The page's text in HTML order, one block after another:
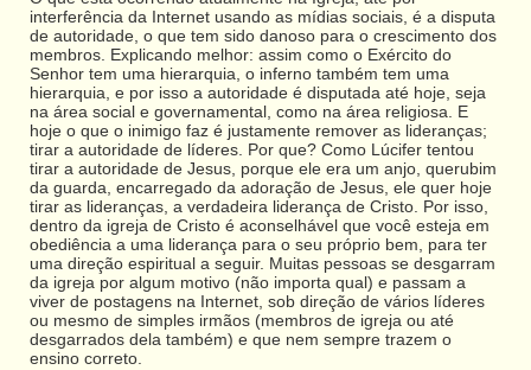
interferência da Internet usando as mídias sociais, é a disputa
de autoridade, o que tem sido danoso para o crescimento dos
membros. Explicando melhor: assim como o Exército do
Senhor tem uma hierarquia, o inferno também tem uma
hierarquia, e por isso a autoridade é disputada até hoje, seja
na área social e governamental, como na área religiosa. E
hoje o que o inimigo faz é justamente remover as lideranças;
tirar a autoridade de líderes. Por que? Como Lúcifer tentou
tirar a autoridade de Jesus, porque ele era um anjo, querubim
da guarda, encarregado da adoração de Jesus, ele quer hoje
tirar as lideranças, a verdadeira liderança de Cristo. Por isso,
dentro da igreja de Cristo é aconselhável que você esteja em
obediência a uma liderança para o seu próprio bem, para ter
uma direção espiritual a seguir. Muitas pessoas se desgarram
da igreja por algum motivo (não importa qual) e passam a
viver de postagens na Internet, sob direção de vários líderes
ou mesmo de simples irmãos (membros de igreja ou até
desgarrados dela também) e que nem sempre trazem o
ensino correto.